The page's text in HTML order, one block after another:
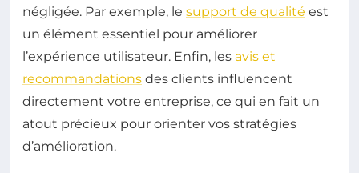
négligée. Par exemple, le support de qualité est
un élément essentiel pour améliorer
l’expérience utilisateur. Enfin, les avis et
recommandations des clients influencent
directement votre entreprise, ce qui en fait un
atout précieux pour orienter vos stratégies
d’amélioration.